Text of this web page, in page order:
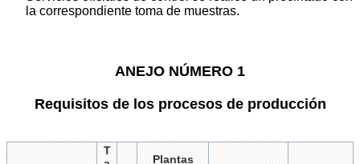
la correspondiente toma de muestras.
ANEJO NÚMERO 1
Requisitos de los procesos de producción
T
Plantas